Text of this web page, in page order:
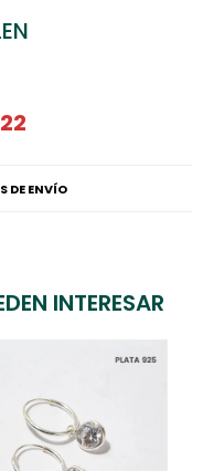
DE ENVÍO
INTERESAR